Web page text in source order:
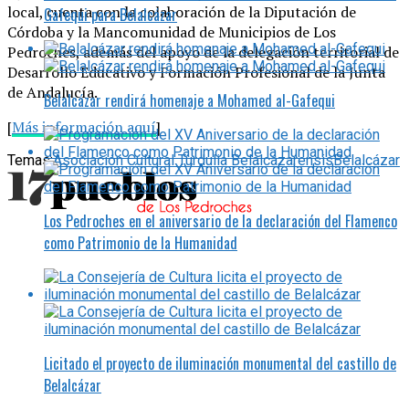
local, cuenta con la colaboración de la Diputación de
Córdoba y la Mancomunidad de Municipios de Los
Pedroches, además del apoyo de la delegación territorial de
Desarrollo Educativo y Formación Profesional de la Junta
de Andalucía.
[Más información aquí]
Temas:Asociación Cultural Turdulia BelalcazarensisBelalcázar
Gafequi para Belalcázar
Belalcázar rendirá homenaje a Mohamed al-Gafequi
Los Pedroches en el aniversario de la declaración del Flamenco
como Patrimonio de la Humanidad
Licitado el proyecto de iluminación monumental del castillo de
Belalcázar